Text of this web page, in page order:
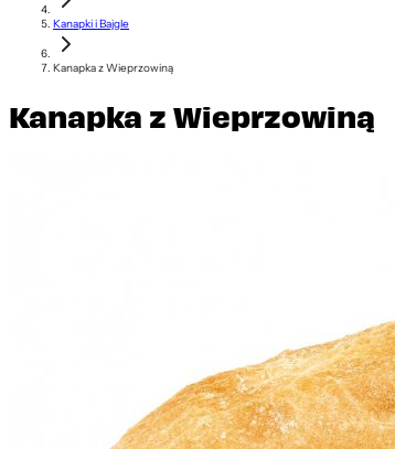
Kanapki i Bajgle
Kanapka z Wieprzowiną
Kanapka z Wieprzowiną